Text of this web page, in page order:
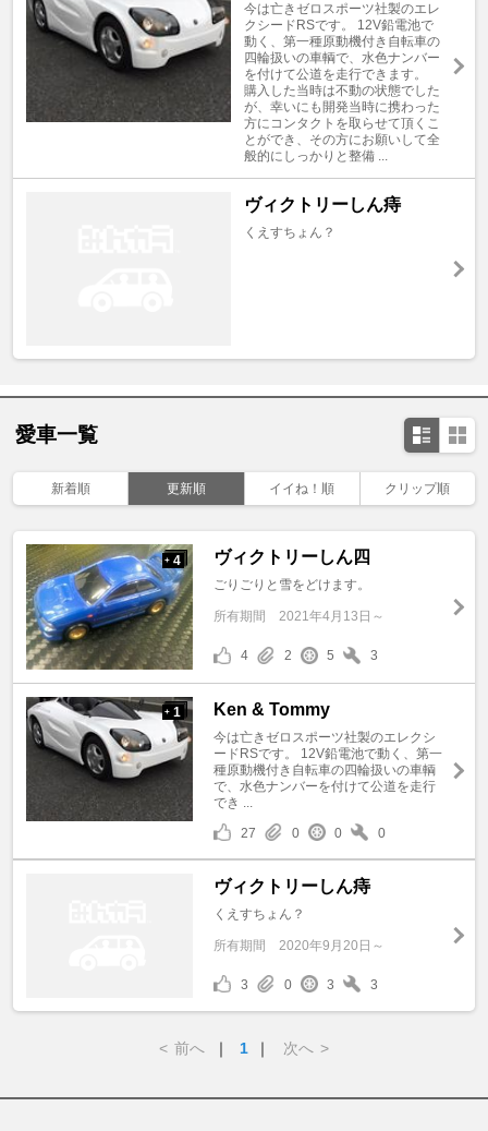
今は亡きゼロスポーツ社製のエレ
クシードRSです。 12V鉛電池で
動く、第一種原動機付き自転車の
四輪扱いの車輌で、水色ナンバー
を付けて公道を走行できます。
購入した当時は不動の状態でした
が、幸いにも開発当時に携わった
方にコンタクトを取らせて頂くこ
とができ、その方にお願いして全
般的にしっかりと整備 ...
ヴィクトリーしん痔
くえすちょん？
愛車一覧
新着順 更新順 イイね！順 クリップ順
+ 4 ヴィクトリーしん四
ごりごりと雪をどけます。
所有期間 2021年4月13日～
4 2 5 3
+ 1 Ken & Tommy
今は亡きゼロスポーツ社製のエレクシ
ードRSです。 12V鉛電池で動く、第一
種原動機付き自転車の四輪扱いの車輌
で、水色ナンバーを付けて公道を走行
でき ...
27
0 0 0
ヴィクトリーしん痔
くえすちょん？
所有期間 2020年9月20日～
3 0 3 3
< 前へ ｜ 1 ｜ 次へ >